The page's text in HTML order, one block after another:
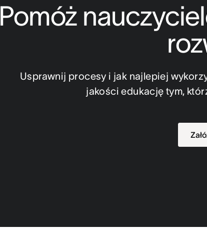
Pomóż
Usprawnij procesy i jak najlepiej
jakości edukację tym,